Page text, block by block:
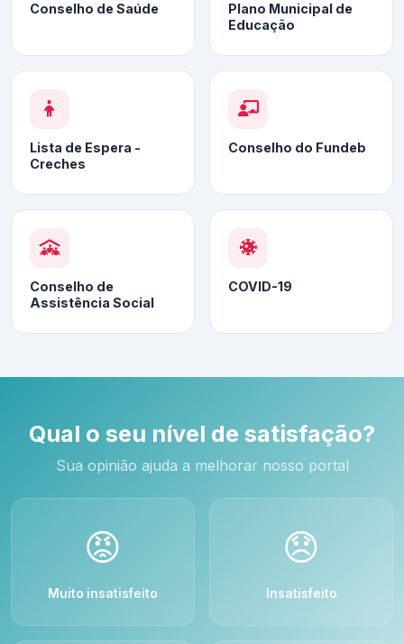
Conselho de Saúde
Plano Municipal de
Educação
Lista de Espera -
Creches
Conselho do Fundeb
Conselho de
Assistência Social
COVID-19
Qual o seu nível de satisfação?
Sua opinião ajuda a melhorar nosso portal
😡
Muito insatisfeito
😞
Insatisfeito